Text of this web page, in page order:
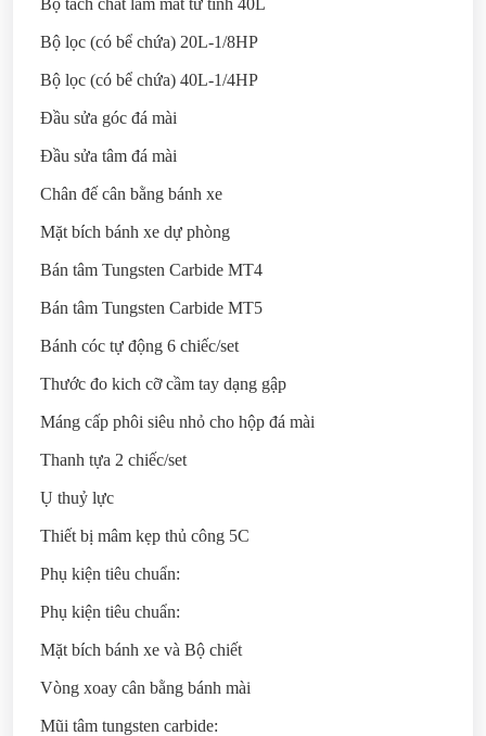
Bộ lọc (có bể chứa) 20L-1/8HP
Bộ lọc (có bể chứa) 40L-1/4HP
Đầu sửa góc đá mài
Đầu sửa tâm đá mài
Chân đế cân bằng bánh xe
Mặt bích bánh xe dự phòng
Bán tâm Tungsten Carbide MT4
Bán tâm Tungsten Carbide MT5
Bánh cóc tự động 6 chiếc/set
Thước đo kich cỡ cầm tay dạng gập
Máng cấp phôi siêu nhỏ cho hộp đá mài
Thanh tựa 2 chiếc/set
Ụ thuỷ lực
Thiết bị mâm kẹp thủ công 5C
Phụ kiện tiêu chuẩn:
Phụ kiện tiêu chuẩn:
Mặt bích bánh xe và Bộ chiết
Vòng xoay cân bằng bánh mài
Mũi tâm tungsten carbide: